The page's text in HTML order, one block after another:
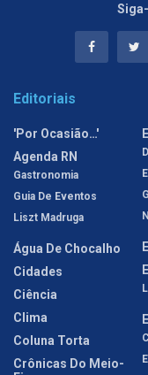
Editoriais
'Por Ocasião…'
Agenda RN
Gastronomia
Guia De Eventos
Liszt Madruga
Água De Chocalho
Cidades
Ciência
Clima
Coluna Torta
Crônicas Do Meio-